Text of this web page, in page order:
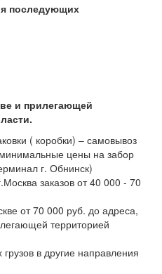
последующих
и прилегающей
( коробки) – самовывоз
цены на забор
г. Обнинск)
заказов от 40 000 - 70
от 70 000 руб. до адреса,
территорией
в другие направления